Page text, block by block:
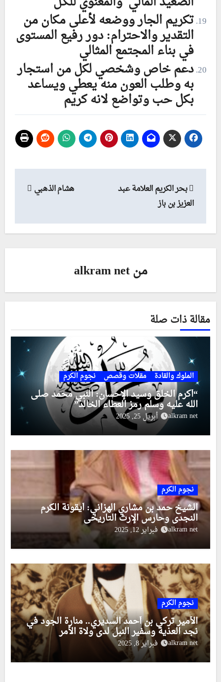
تكريم الجار ووضعه لأعلى مكان من
التقدير والاحترام: دور رفيع المستوى
في بناء المجتمع المثالي
دعم خاص وشخصي لكل من استجار
به وطلب العون منه يعطي ويساعد
بكل حب وتواضع لانه كريم
تصفّح
المقالات
بحر الكريم العلامة عبد
العزيز بن باز
هشام الذهبي
منalkram net
مقالة ذات صلة
الملوك والقادة مقلات وقصص نجوم الكرم
“أكرم الخلق وسيد الإحسان: النبي محمد صلى
الله عليه وسلم رمز العطاء الخالد”
alkram net أبريل 25, 2025
نجوم الكرم
الشيخ حمد بن مشاري الهزاني: أيقونة الكرم
النجدي وحارس الإرث التاريخي
alkram net فبراير 12, 2025
نجوم الكرم
الأمير تركي بن أحمد السديري.. منارة الجود في
نجد العذية وسفير النبل لدى ولاة الأمر
alkram net فبراير 8, 2025